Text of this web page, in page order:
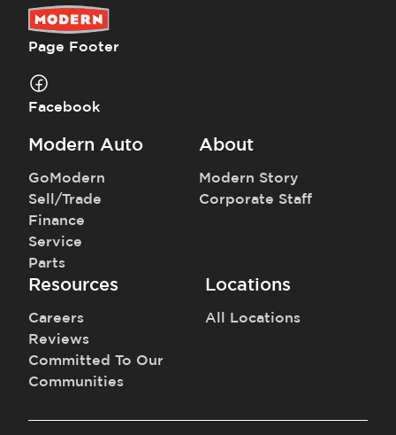
($299). Comuníquese con nosotros para obtener detalles sobre este
vehículo en específico.
Page Footer
Facebook
Modern Auto
GoModern
Sell/Trade
Finance
Service
Parts
About
Modern Story
Corporate Staff
Resources
Careers
Reviews
Committed To Our
Communities
Locations
All Locations